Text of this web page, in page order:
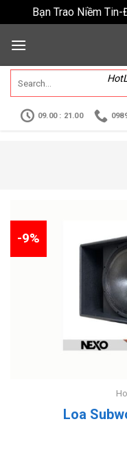
Bạn Trao Niềm Tin-
09.00 : 21.00
-9%
Loa